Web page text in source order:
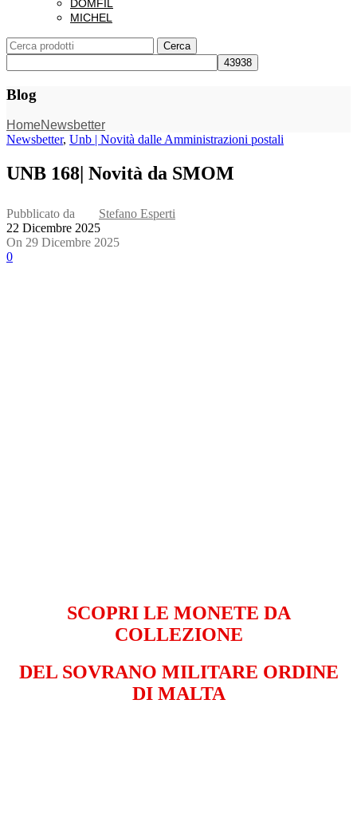
DOMFIL
MICHEL
Cerca
Blog
HomeNewsbetter
Newsbetter, Unb | Novità dalle Amministrazioni postali
UNB 168| Novità da SMOM
Pubblicato da
Stefano Esperti
22 Dicembre 2025
On 29 Dicembre 2025
0
SCOPRI LE MONETE DA
COLLEZIONE
DEL SOVRANO MILITARE ORDINE
DI MALTA